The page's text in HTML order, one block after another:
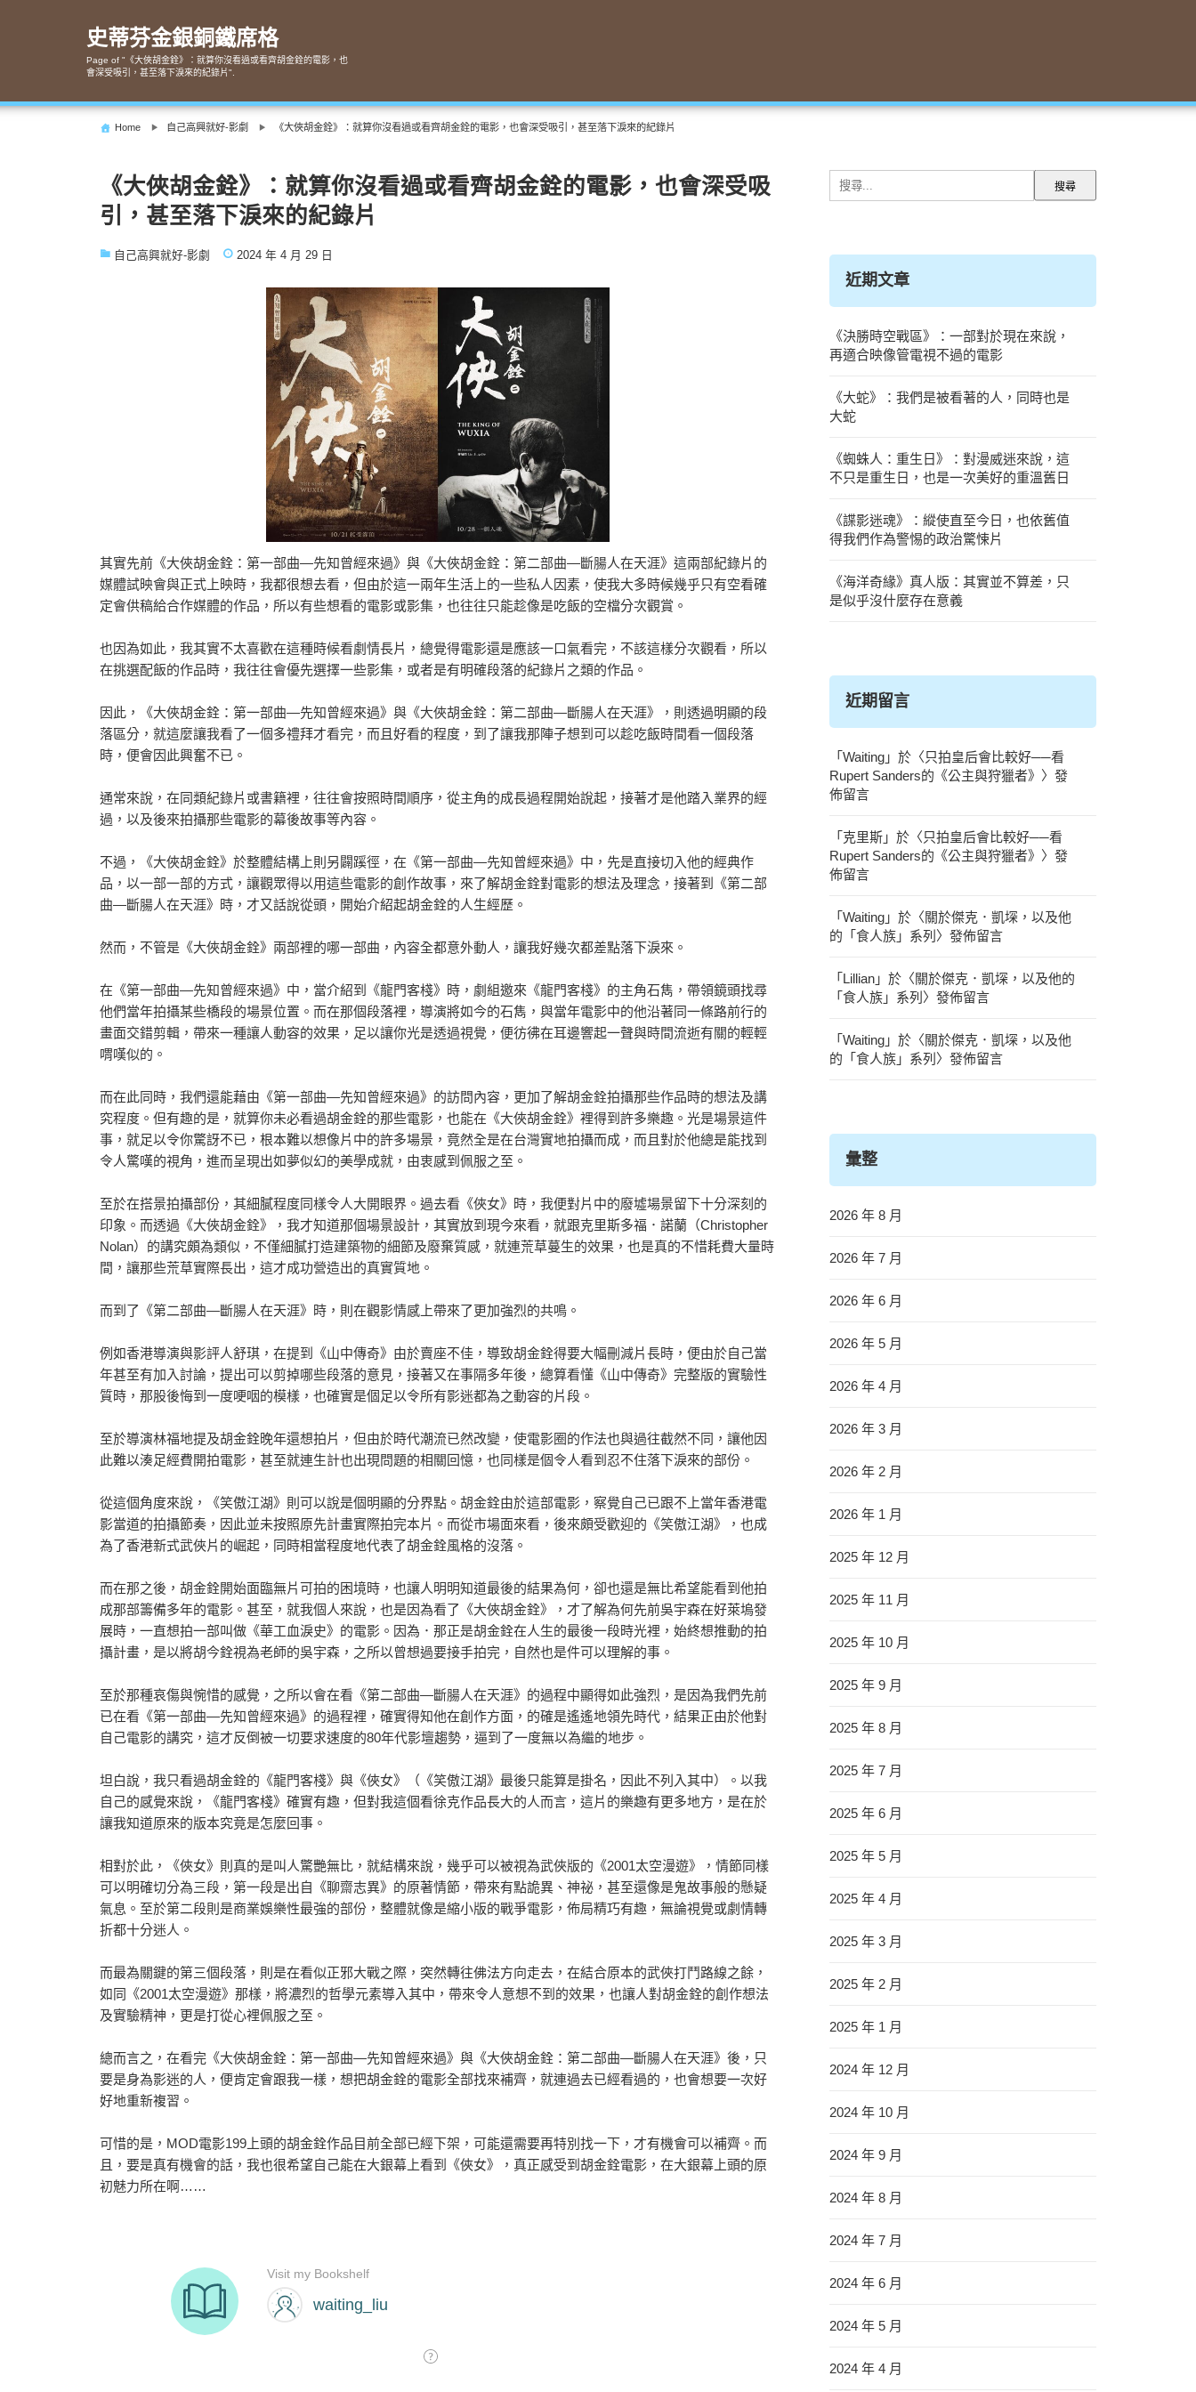
史蒂芬金銀銅鐵席格
Page of "《大俠胡金銓》：就算你沒看過或看齊胡金銓的電影，也
會深受吸引，甚至落下淚來的紀錄片".
Home 自己高興就好-影劇 《大俠胡金銓》：就算你沒看過或看齊胡金銓的電影，也會深受吸引，甚至落下淚來的紀錄片
《大俠胡金銓》：就算你沒看過或看齊胡金銓的電影，也會深受吸
引，甚至落下淚來的紀錄片
自己高興就好-影劇 2024 年 4 月 29 日
其實先前《大俠胡金銓：第一部曲―先知曾經來過》與《大俠胡金銓：第二部曲―斷腸人在天涯》這兩部紀錄片的
媒體試映會與正式上映時，我都很想去看，但由於這一兩年生活上的一些私人因素，使我大多時候幾乎只有空看確
定會供稿給合作媒體的作品，所以有些想看的電影或影集，也往往只能趁像是吃飯的空檔分次觀賞。
也因為如此，我其實不太喜歡在這種時候看劇情長片，總覺得電影還是應該一口氣看完，不該這樣分次觀看，所以
在挑選配飯的作品時，我往往會優先選擇一些影集，或者是有明確段落的紀錄片之類的作品。
因此，《大俠胡金銓：第一部曲―先知曾經來過》與《大俠胡金銓：第二部曲―斷腸人在天涯》，則透過明顯的段
落區分，就這麼讓我看了一個多禮拜才看完，而且好看的程度，到了讓我那陣子想到可以趁吃飯時間看一個段落
時，便會因此興奮不已。
通常來說，在同類紀錄片或書籍裡，往往會按照時間順序，從主角的成長過程開始說起，接著才是他踏入業界的經
過，以及後來拍攝那些電影的幕後故事等內容。
不過，《大俠胡金銓》於整體結構上則另闢蹊徑，在《第一部曲―先知曾經來過》中，先是直接切入他的經典作
品，以一部一部的方式，讓觀眾得以用這些電影的創作故事，來了解胡金銓對電影的想法及理念，接著到《第二部
曲―斷腸人在天涯》時，才又話說從頭，開始介紹起胡金銓的人生經歷。
然而，不管是《大俠胡金銓》兩部裡的哪一部曲，內容全都意外動人，讓我好幾次都差點落下淚來。
在《第一部曲―先知曾經來過》中，當介紹到《龍門客棧》時，劇組邀來《龍門客棧》的主角石雋，帶領鏡頭找尋
他們當年拍攝某些橋段的場景位置。而在那個段落裡，導演將如今的石雋，與當年電影中的他沿著同一條路前行的
畫面交錯剪輯，帶來一種讓人動容的效果，足以讓你光是透過視覺，便彷彿在耳邊響起一聲與時間流逝有關的輕輕
喟嘆似的。
而在此同時，我們還能藉由《第一部曲―先知曾經來過》的訪問內容，更加了解胡金銓拍攝那些作品時的想法及講
究程度。但有趣的是，就算你未必看過胡金銓的那些電影，也能在《大俠胡金銓》裡得到許多樂趣。光是場景這件
事，就足以令你驚訝不已，根本難以想像片中的許多場景，竟然全是在台灣實地拍攝而成，而且對於他總是能找到
令人驚嘆的視角，進而呈現出如夢似幻的美學成就，由衷感到佩服之至。
至於在搭景拍攝部份，其細膩程度同樣令人大開眼界。過去看《俠女》時，我便對片中的廢墟場景留下十分深刻的
印象。而透過《大俠胡金銓》，我才知道那個場景設計，其實放到現今來看，就跟克里斯多福．諾蘭（Christopher
Nolan）的講究頗為類似，不僅細膩打造建築物的細節及廢棄質感，就連荒草蔓生的效果，也是真的不惜耗費大量時
間，讓那些荒草實際長出，這才成功營造出的真實質地。
而到了《第二部曲―斷腸人在天涯》時，則在觀影情感上帶來了更加強烈的共鳴。
例如香港導演與影評人舒琪，在提到《山中傳奇》由於賣座不佳，導致胡金銓得要大幅刪減片長時，便由於自己當
年甚至有加入討論，提出可以剪掉哪些段落的意見，接著又在事隔多年後，總算看懂《山中傳奇》完整版的實驗性
質時，那股後悔到一度哽咽的模樣，也確實是個足以令所有影迷都為之動容的片段。
至於導演林福地提及胡金銓晚年還想拍片，但由於時代潮流已然改變，使電影圈的作法也與過往截然不同，讓他因
此難以湊足經費開拍電影，甚至就連生計也出現問題的相關回憶，也同樣是個令人看到忍不住落下淚來的部份。
從這個角度來說，《笑傲江湖》則可以說是個明顯的分界點。胡金銓由於這部電影，察覺自己已跟不上當年香港電
影當道的拍攝節奏，因此並未按照原先計畫實際拍完本片。而從市場面來看，後來頗受歡迎的《笑傲江湖》，也成
為了香港新式武俠片的崛起，同時相當程度地代表了胡金銓風格的沒落。
而在那之後，胡金銓開始面臨無片可拍的困境時，也讓人明明知道最後的結果為何，卻也還是無比希望能看到他拍
成那部籌備多年的電影。甚至，就我個人來說，也是因為看了《大俠胡金銓》，才了解為何先前吳宇森在好萊塢發
展時，一直想拍一部叫做《華工血淚史》的電影。因為．那正是胡金銓在人生的最後一段時光裡，始終想推動的拍
攝計畫，是以將胡今銓視為老師的吳宇森，之所以曾想過要接手拍完，自然也是件可以理解的事。
至於那種哀傷與惋惜的感覺，之所以會在看《第二部曲―斷腸人在天涯》的過程中顯得如此強烈，是因為我們先前
已在看《第一部曲―先知曾經來過》的過程裡，確實得知他在創作方面，的確是遙遙地領先時代，結果正由於他對
自己電影的講究，這才反倒被一切要求速度的80年代影壇趨勢，逼到了一度無以為繼的地步。
坦白說，我只看過胡金銓的《龍門客棧》與《俠女》（《笑傲江湖》最後只能算是掛名，因此不列入其中）。以我
自己的感覺來說，《龍門客棧》確實有趣，但對我這個看徐克作品長大的人而言，這片的樂趣有更多地方，是在於
讓我知道原來的版本究竟是怎麼回事。
相對於此，《俠女》則真的是叫人驚艷無比，就結構來說，幾乎可以被視為武俠版的《2001太空漫遊》，情節同樣
可以明確切分為三段，第一段是出自《聊齋志異》的原著情節，帶來有點詭異、神祕，甚至還像是鬼故事般的懸疑
氣息。至於第二段則是商業娛樂性最強的部份，整體就像是縮小版的戰爭電影，佈局精巧有趣，無論視覺或劇情轉
折都十分迷人。
而最為關鍵的第三個段落，則是在看似正邪大戰之際，突然轉往佛法方向走去，在結合原本的武俠打鬥路線之餘，
如同《2001太空漫遊》那樣，將濃烈的哲學元素導入其中，帶來令人意想不到的效果，也讓人對胡金銓的創作想法
及實驗精神，更是打從心裡佩服之至。
總而言之，在看完《大俠胡金銓：第一部曲―先知曾經來過》與《大俠胡金銓：第二部曲―斷腸人在天涯》後，只
要是身為影迷的人，便肯定會跟我一樣，想把胡金銓的電影全部找來補齊，就連過去已經看過的，也會想要一次好
好地重新複習。
可惜的是，MOD電影199上頭的胡金銓作品目前全部已經下架，可能還需要再特別找一下，才有機會可以補齊。而
且，要是真有機會的話，我也很希望自己能在大銀幕上看到《俠女》，真正感受到胡金銓電影，在大銀幕上頭的原
初魅力所在啊……
搜
尋
字:
近期文章
《決勝時空戰區》：一部對於現在來說，
再適合映像管電視不過的電影
《大蛇》：我們是被看著的人，同時也是
大蛇
《蜘蛛人：重生日》：對漫威迷來說，這
不只是重生日，也是一次美好的重溫舊日
《諜影迷魂》：縱使直至今日，也依舊值
得我們作為警惕的政治驚悚片
《海洋奇緣》真人版：其實並不算差，只
是似乎沒什麼存在意義
近期留言
「 Waiting 」於〈只拍皇后會比較好──看
Rupert Sanders的《公主與狩獵者》 〉發
佈留言
「 克里斯 」於〈只拍皇后會比較好──看
Rupert Sanders的《公主與狩獵者》 〉發
佈留言
「 Waiting 」於〈關於傑克．凱堔，以及他
的「食人族」系列 〉發佈留言
「 Lillian 」於〈關於傑克．凱堔，以及他的
「食人族」系列 〉發佈留言
「 Waiting 」於〈關於傑克．凱堔，以及他
的「食人族」系列 〉發佈留言
彙整
2026 年 8 月
2026 年 7 月
2026 年 6 月
2026 年 5 月
2026 年 4 月
2026 年 3 月
2026 年 2 月
2026 年 1 月
2025 年 12 月
2025 年 11 月
2025 年 10 月
2025 年 9 月
2025 年 8 月
2025 年 7 月
2025 年 6 月
2025 年 5 月
2025 年 4 月
2025 年 3 月
2025 年 2 月
2025 年 1 月
2024 年 12 月
2024 年 10 月
2024 年 9 月
2024 年 8 月
2024 年 7 月
2024 年 6 月
2024 年 5 月
2024 年 4 月